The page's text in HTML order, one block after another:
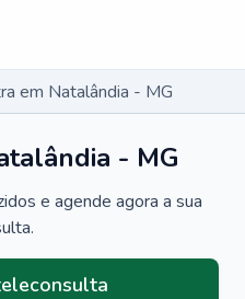
em Natalândia - MG
- MG
e agende agora a sua